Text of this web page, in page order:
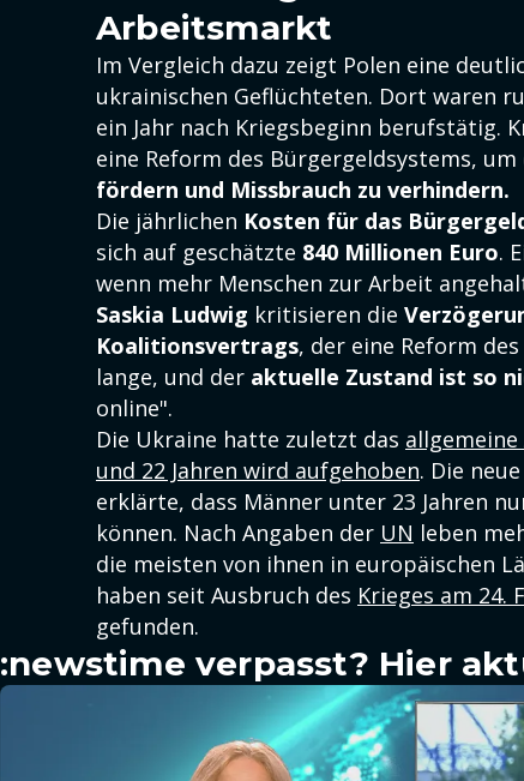
Arbeitsmarkt
Im Vergleich dazu zeigt Polen eine
ukrainischen Geflüchteten. Dort waren
ein Jahr nach Kriegsbeginn berufstätig.
eine Reform des Bürgergeldsystems, um
fördern und Missbrauch zu verhindern.
Die jährlichen Kosten für das
sich auf geschätzte 840 Millionen Euro.
wenn mehr Menschen zur Arbeit
Saskia Ludwig kritisieren die
Koalitionsvertrags, der eine Reform
lange, und der aktuelle Zustand ist so
online".
Die Ukraine hatte zuletzt das
und 22 Jahren wird aufgehoben. Die
erklärte, dass Männer unter 23 Jahren
können. Nach Angaben der UN leben
die meisten von ihnen in europäischen
haben seit Ausbruch des Krieges am 24.
gefunden.
:newstime verpasst? Hier